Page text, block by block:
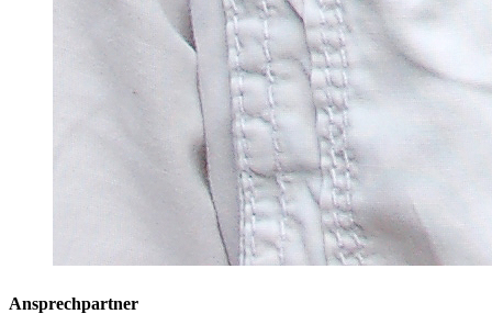
Ansprechpartner